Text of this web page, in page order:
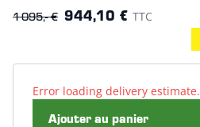
1 095,- € 944,10 € TTC
Error loading delivery estimate.
Ajouter au panier